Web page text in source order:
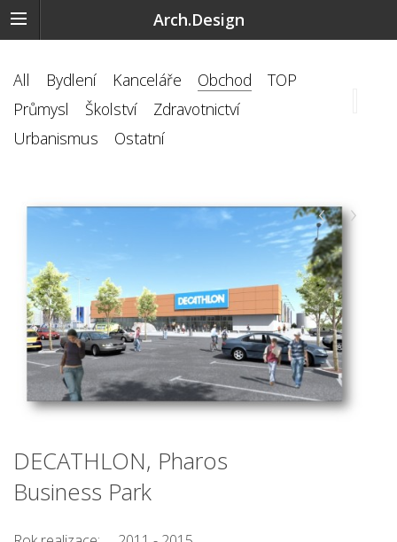
Arch.Design
All Bydlení Kanceláře Obchod
TOP
Průmysl
Školství
Zdravotnictví
Urbanismus
Ostatní
‹ ›
DECATHLON, Pharos
Business Park